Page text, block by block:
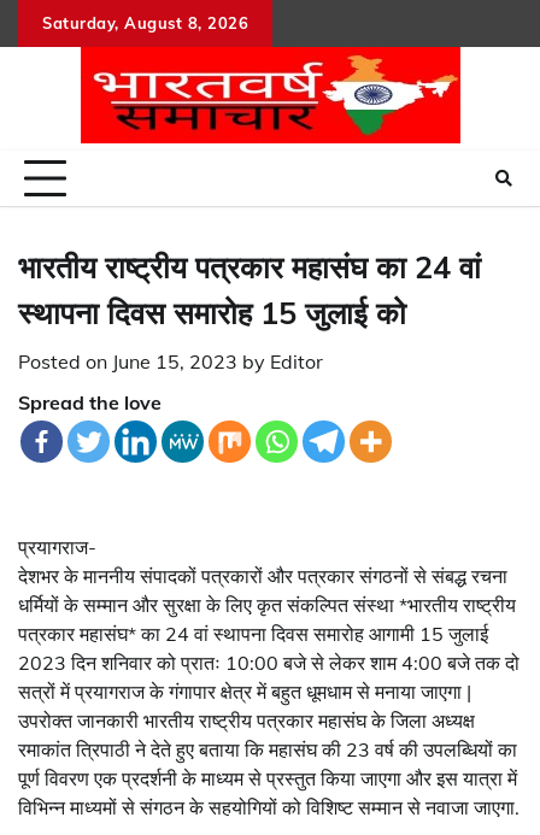
to
Saturday, August 8, 2026
भारतीय राष्ट्रीय पत्रकार महासंघ का 24 वां
स्थापना दिवस समारोह 15 जुलाई को
Posted on June 15, 2023 by Editor
Spread the love
प्रयागराज-
देशभर के माननीय संपादकों पत्रकारों और पत्रकार संगठनों से संबद्ध रचना
धर्मियों के सम्मान और सुरक्षा के लिए कृत संकल्पित संस्था *भारतीय राष्ट्रीय
पत्रकार महासंघ* का 24 वां स्थापना दिवस समारोह आगामी 15 जुलाई
2023 दिन शनिवार को प्रातः 10:00 बजे से लेकर शाम 4:00 बजे तक दो
सत्रों में प्रयागराज के गंगापार क्षेत्र में बहुत धूमधाम से मनाया जाएगा |
उपरोक्त जानकारी भारतीय राष्ट्रीय पत्रकार महासंघ के जिला अध्यक्ष
रमाकांत त्रिपाठी ने देते हुए बताया कि महासंघ की 23 वर्ष की उपलब्धियों का
पूर्ण विवरण एक प्रदर्शनी के माध्यम से प्रस्तुत किया जाएगा और इस यात्रा में
विभिन्न माध्यमों से संगठन के सहयोगियों को विशिष्ट सम्मान से नवाजा जाएगा.